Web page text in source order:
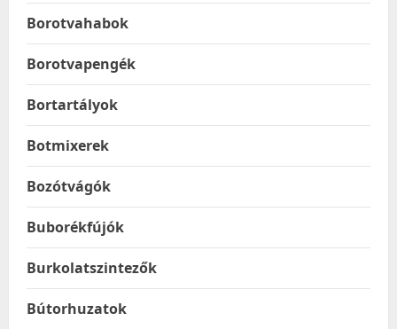
Borotvahabok
Borotvapengék
Bortartályok
Botmixerek
Bozótvágók
Buborékfújók
Burkolatszintezők
Bútorhuzatok